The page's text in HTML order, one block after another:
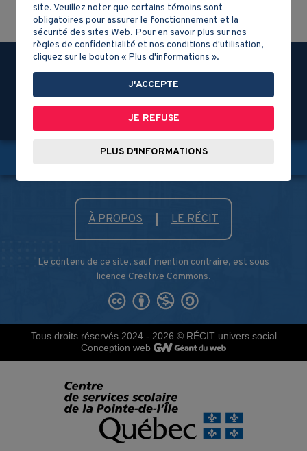
À PROPOS LE RÉCIT
Le contenu de ce site, sauf mention contraire, est sous
licence Creative Commons.
Partagez-nous!
Tous droits réservés 2024 - 2026 © RÉCIT univers social
Conception web
site. Veuillez noter que certains témoins sont
obligatoires pour assurer le fonctionnement et la
sécurité des sites Web. Pour en savoir plus sur nos
règles de confidentialité et nos conditions d'utilisation,
cliquez sur le bouton « Plus d'informations ».
J'ACCEPTE
JE REFUSE
PLUS D'INFORMATIONS